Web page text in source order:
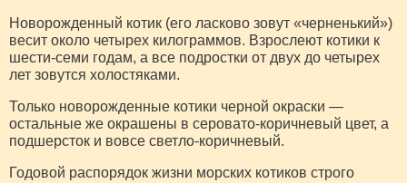
Новорожденный котик (его ласково зовут «черненький»)
весит около четырех килограм­мов. Взрослеют котики к
шести-­семи годам, а все подростки от двух до четырех
лет зовутся холостяками.
Только новорожденные коти­ки черной окраски —
остальные же окрашены в серовато-корич­невый цвет, а
подшерсток и вовсе светло-коричневый.
Годовой распорядок жизни морских котиков строго